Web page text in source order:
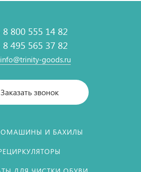
8 800 555 14 82
8 495 565 37 82
info@trinity-goods.ru
Заказать звонок
И БАХИЛЫ